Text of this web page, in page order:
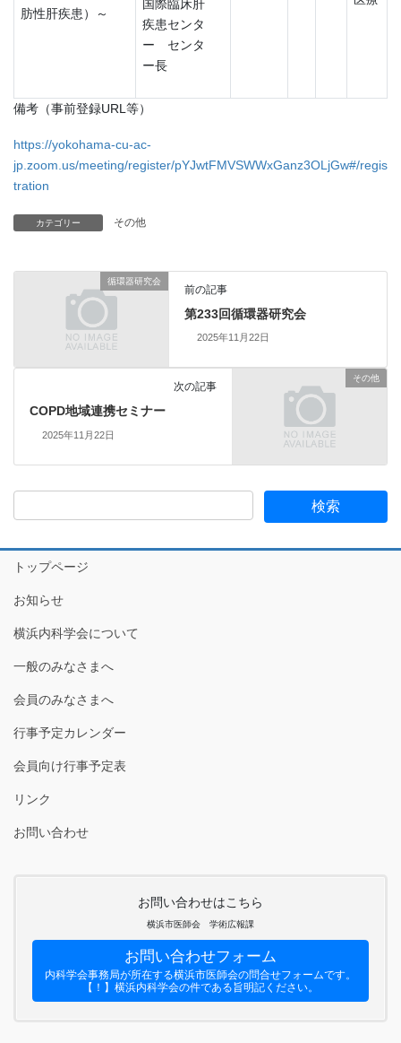
肪性肝疾患）～
国際臨床肝
疾患センタ
ー センタ
ー長
備考（事前登録URL等）
https://yokohama-cu-ac-
jp.zoom.us/meeting/register/pYJwtFMVSWWxGanz3OLjGw#/regis
tration
カテゴリー その他
循環器研究会
前の記事
第233回循環器研究会
2025年11月22日
その他
次の記事
COPD地域連携セミナー
2025年11月22日
トップページ
お知らせ
横浜内科学会について
一般のみなさまへ
会員のみなさまへ
行事予定カレンダー
会員向け行事予定表
リンク
お問い合わせ
お問い合わせはこちら
横浜市医師会 学術広報課
お問い合わせフォーム
内科学会事務局が所在する横浜市医師会の問合せフォームです。
【！】横浜内科学会の件である旨明記ください。